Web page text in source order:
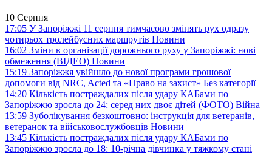
10 Серпня
17:05 У Запоріжжі 11 серпня тимчасово змінять рух одразу
чотирьох тролейбусних маршрутів Новини
16:02 Зміни в організації дорожнього руху у Запоріжжі: нові
обмеження (ВІДЕО) Новини
15:19 Запоріжжя увійшло до нової програми грошової
допомоги від NRC, Acted та «Право на захист» Без категорії
14:20 Кількість постраждалих після удару КАБами по
Запоріжжю зросла до 24: серед них двоє дітей (ФОТО) Війна
13:59 Зуболікування безкоштовно: інструкція для ветеранів,
ветеранок та військовослужбовців Новини
13:45 Кількість постраждалих після удару КАБами по
Запоріжжю зросла до 18: 10-річна дівчинка у тяжкому стані